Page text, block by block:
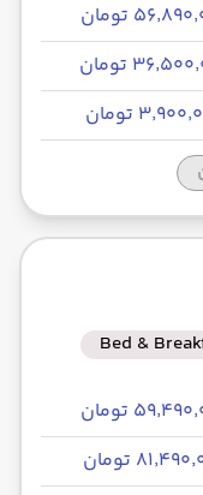
تومان
تومان
تومان
Bed &
تومان
تومان